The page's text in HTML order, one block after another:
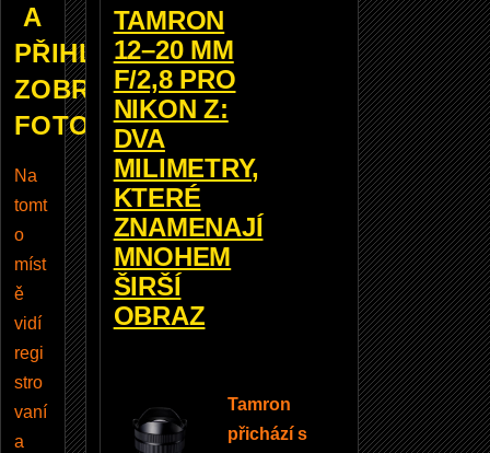
A
PŘIHLÁŠENÝM
ZOBRAZUJE
FOTOBAZAR
Na
tomt
o
míst
ě
vidí
regi
stro
vaní
a
TAMRON
12–20 MM
F/2,8 PRO
NIKON Z:
DVA
MILIMETRY,
KTERÉ
ZNAMENAJÍ
MNOHEM
ŠIRŠÍ
OBRAZ
Tamron
přichází s
NEJSTE
PŘIHLÁŠENI
Kdy
zare
gistr
ujet
e a
edn